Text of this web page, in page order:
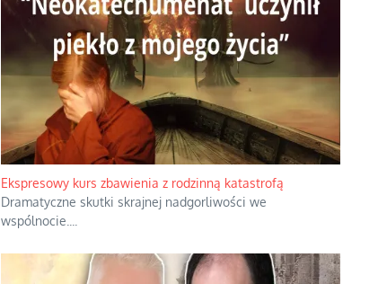
Ekspresowy kurs zbawienia z rodzinną katastrofą
Dramatyczne skutki skrajnej nadgorliwości we
wspólnocie.